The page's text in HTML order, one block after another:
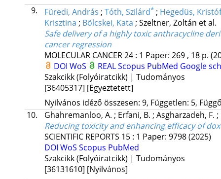
9.
Füredi, András ; Tóth, Szilárd* ; Hegedüs, Kristóf
Krisztina ; Bölcskei, Kata ; Szeltner, Zoltán et al.
Safe delivery of a highly toxic anthracycline
cancer regression
MOLECULAR CANCER24: 1 Paper: 269 , 18 p.
DOI WoS REALScopus PubMed Google
Szakcikk (Folyóiratcikk) | Tudományos
[36405317] [Egyeztetett]
Nyilvános idéző összesen: 9, Független: 5,
10.
Ghahremanloo, A. ; Erfani, B. ; Asgharzadeh, F. ;
Reducing toxicity and enhancing efficacy of
SCIENTIFIC REPORTS 15: 1 Paper: 9798(2025)
DOI WoS Scopus PubMed
Szakcikk (Folyóiratcikk) | Tudományos
[36131610] [Nyilvános]